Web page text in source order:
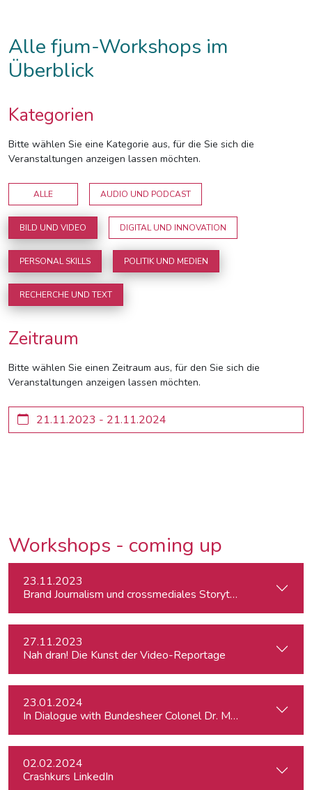
Alle fjum-Workshops im
Überblick
Kategorien
Bitte wählen Sie eine Kategorie aus, für die Sie sich die
Veranstaltungen anzeigen lassen möchten.
ALLE AUDIO UND PODCAST
BILD UND VIDEO DIGITAL UND INNOVATION
PERSONAL SKILLS POLITIK UND MEDIEN
RECHERCHE UND TEXT
Zeitraum
Bitte wählen Sie einen Zeitraum aus, für den Sie sich die
Veranstaltungen anzeigen lassen möchten.
Workshops - coming up
23.11.2023
Brand Journalism und crossmediales Storytelling
27.11.2023
Nah dran! Die Kunst der Video-Reportage
23.01.2024
In Dialogue with Bundesheer Colonel Dr. Markus Reisner
02.02.2024
Crashkurs LinkedIn